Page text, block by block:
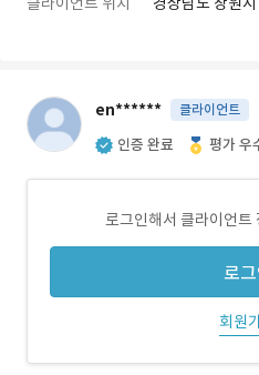
en****** 클라이언트
인증 완료 평가 우
로그인해서 클라이언트
로
회원